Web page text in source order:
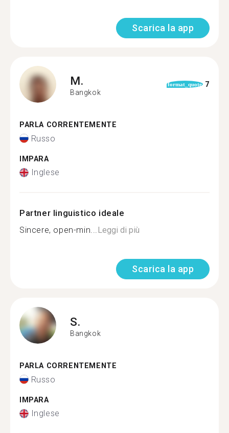
Scarica la app
M.
Bangkok
format_quote 7
PARLA CORRENTEMENTE
Russo
IMPARA
Inglese
Partner linguistico ideale
Sincere, open-min...Leggi di più
Scarica la app
S.
Bangkok
PARLA CORRENTEMENTE
Russo
IMPARA
Inglese